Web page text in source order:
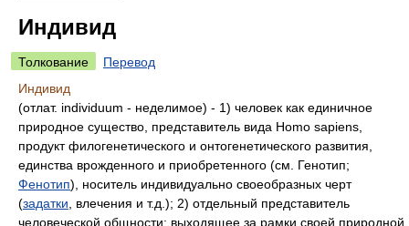
Индивид
Толкование
Перевод
Индивид
(отлат. individuum - неделимое) - 1) человек как единичное
природное существо, представитель вида Homo sapiens,
продукт филогенетического и онтогенетического развития,
единства врожденного и приобретенного (см. Генотип;
Фенотип), носитель индивидуально своеобразных черт
(задатки , влечения и т.д.); 2) отдельный представитель
человеческой общности; выходящее за рамки своей природной